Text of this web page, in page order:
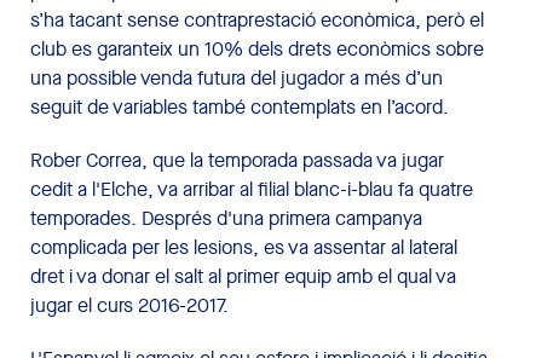
s’ha tacant sense contraprestació econòmica, però el
club es garanteix un 10% dels drets econòmics sobre
una possible venda futura del jugador a més d’un
seguit de variables també contemplats en l’acord.
Rober Correa, que la temporada passada va jugar
cedit a l'Elche, va arribar al filial blanc-i-blau fa quatre
temporades. Després d'una primera campanya
complicada per les lesions, es va assentar al lateral
dret i va donar el salt al primer equip amb el qual va
jugar el curs 2016-2017.